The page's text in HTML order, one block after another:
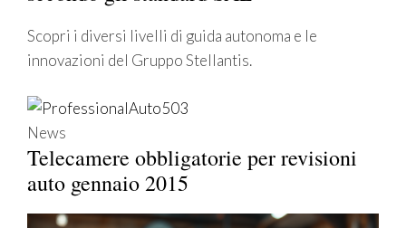
Scopri i diversi livelli di guida autonoma e le
innovazioni del Gruppo Stellantis.
News
Telecamere obbligatorie per revisioni
auto gennaio 2015